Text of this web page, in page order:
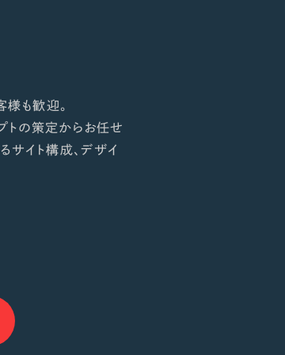
も歓迎。
トの策定からお任せ
サイト構成、デザイ